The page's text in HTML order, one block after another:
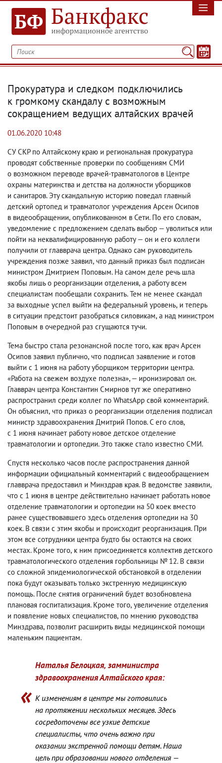
Прокуратура и следком подключились
к громкому скандалу с возможным
сокращением ведущих алтайских врачей
01.06.2020 10:48
СУ СКР по Алтайскому краю и региональная прокуратура
проводят собственные проверки по сообщениям СМИ
о возможном переводе врачей-травматологов в Центре
охраны материнства и детства на должности уборщиков
и санитаров. Эту скандальную историю поведал главный
детский ортопед и травматолог учреждения Арсен Осипов
в видеообращении, опубликованном в Сети. По его словам,
уведомление с предложением сделать выбор — уволиться или
пойти на неквалифицированную работу — он и его коллеги
получили от главврача центра. Однако сам руководитель
учреждения позже заявил, что данный приказ был подписан
министром Дмитрием Поповым. На самом деле речь шла
якобы лишь о реорганизации отделения, а работу всем
специалистам пообещали сохранить. Тем не менее скандал
за выходные успел выйти на федеральный уровень, и теперь
в ситуации предстоит разобраться силовикам, а над министром
Поповым в очередной раз сгущаются тучи.
Тема быстро стала резонансной после того, как врач Арсен
Осипов заявил публично, что подписал заявление и готов
выйти с 1 июня на работу уборщиком территории центра.
«Работа на свежем воздухе полезна», — иронизировал он.
Главврач центра Константин Смирнов тут же оперативно
распространил среди коллег по WhatsApp свой комментарий.
Он объяснил, что приказ о реорганизации отделения подписал
министр здравоохранения Дмитрий Попов. С его слов,
с 1 июня начинает работу новое детское отделение
травматологии и ортопедии. Это также стало известно СМИ.
Спустя несколько часов после распространения данной
информации официальный комментарий с видеообращением
главврача предоставил и Минздрав края. В ведомстве заявили,
что с 1 июня в центре действительно начинает работать новое
отделение травматологии и ортопедии на 50 коек вместо
ранее существовавшего здесь отделения ортопедии на 30
коек. В связи с этим якобы и происходит реорганизация. При
этом все сотрудники центра будто бы остаются на своих
местах. Кроме того, к ним присоединяется коллектив детского
травматологического отделения горбольницы № 12. В связи
со сложной эпидемиологической обстановкой в отделении
пока будут оказывать только экстренную медицинскую
помощь. После снятия ограничений будет возобновлена
плановая госпитализация. Кроме того, увеличение отделения
и появление новых специалистов, по мнению руководства
Минздрава, позволит расширить виды медицинской помощи
маленьким пациентам.
Наталья Белоцкая, замминистра
здравоохранения Алтайского края:
К изменениям в центре мы готовились
на протяжении нескольких месяцев. Здесь
сосредоточены все узкие детские
специалисты, что очень важно при
оказании экстренной помощи детям. Наша
цель при образовании нового отделения —